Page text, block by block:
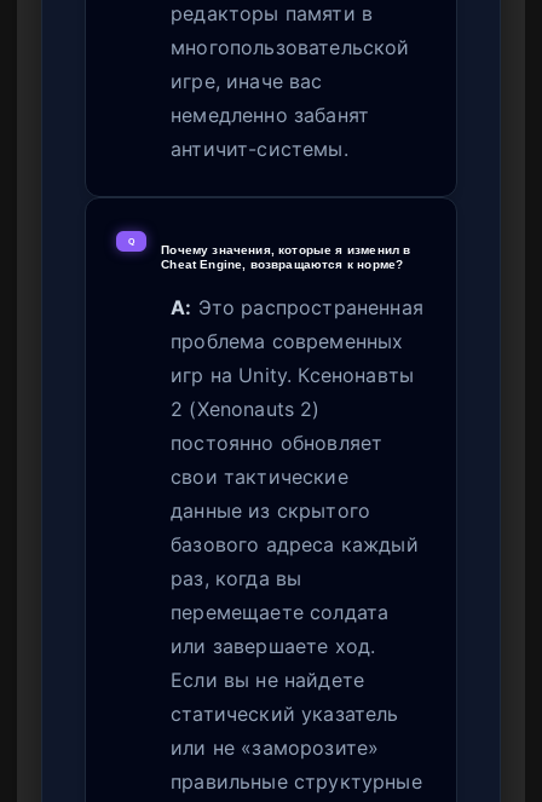
редакторы памяти в
многопользовательской
игре, иначе вас
немедленно забанят
античит-системы.
Q
Почему значения, которые я изменил в
Cheat Engine, возвращаются к норме?
A: Это распространенная
проблема современных
игр на Unity. Ксенонавты
2 (Xenonauts 2)
постоянно обновляет
свои тактические
данные из скрытого
базового адреса каждый
раз, когда вы
перемещаете солдата
или завершаете ход.
Если вы не найдете
статический указатель
или не «заморозите»
правильные структурные